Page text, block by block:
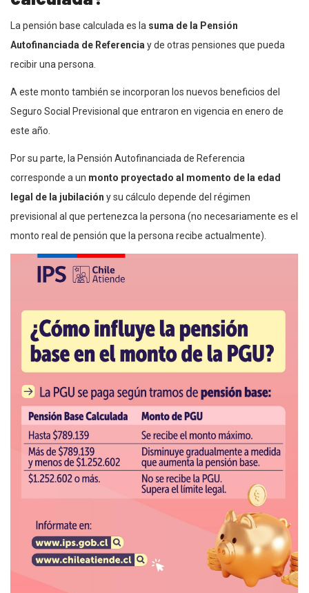
La pensión base calculada es la suma de la Pensión
Autofinanciada de Referencia y de otras pensiones que pueda
recibir una persona.
A este monto también se incorporan los nuevos beneficios del
Seguro Social Previsional que entraron en vigencia en enero de
este año.
Por su parte, la Pensión Autofinanciada de Referencia
corresponde a un monto proyectado al momento de la edad
legal de la jubilación y su cálculo depende del régimen
previsional al que pertenezca la persona (no necesariamente es el
monto real de pensión que la persona recibe actualmente).